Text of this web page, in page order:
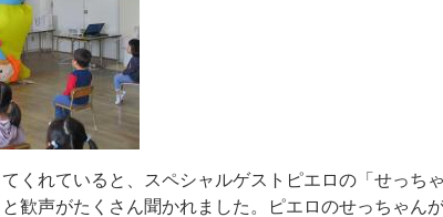
くれていると、スペシャルゲストピエロの「せっち
歓声がたくさん聞かれました。ピエロのせっちゃん